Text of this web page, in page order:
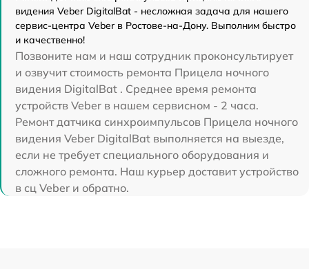
видения Veber DigitalBat - несложная задача для нашего
сервис-центра Veber в Ростове-на-Дону. Выполним быстро
и качественно!
Позвоните нам и наш сотрудник проконсультирует
и озвучит стоимость ремонта Прицела ночного
видения DigitalBat . Среднее время ремонта
устройств Veber в нашем сервисном - 2 часа.
Ремонт датчика синхроимпульсов Прицела ночного
видения Veber DigitalBat выполняется на выезде,
если не требует специального оборудования и
сложного ремонта. Наш курьер доставит устройство
в сц Veber и обратно.